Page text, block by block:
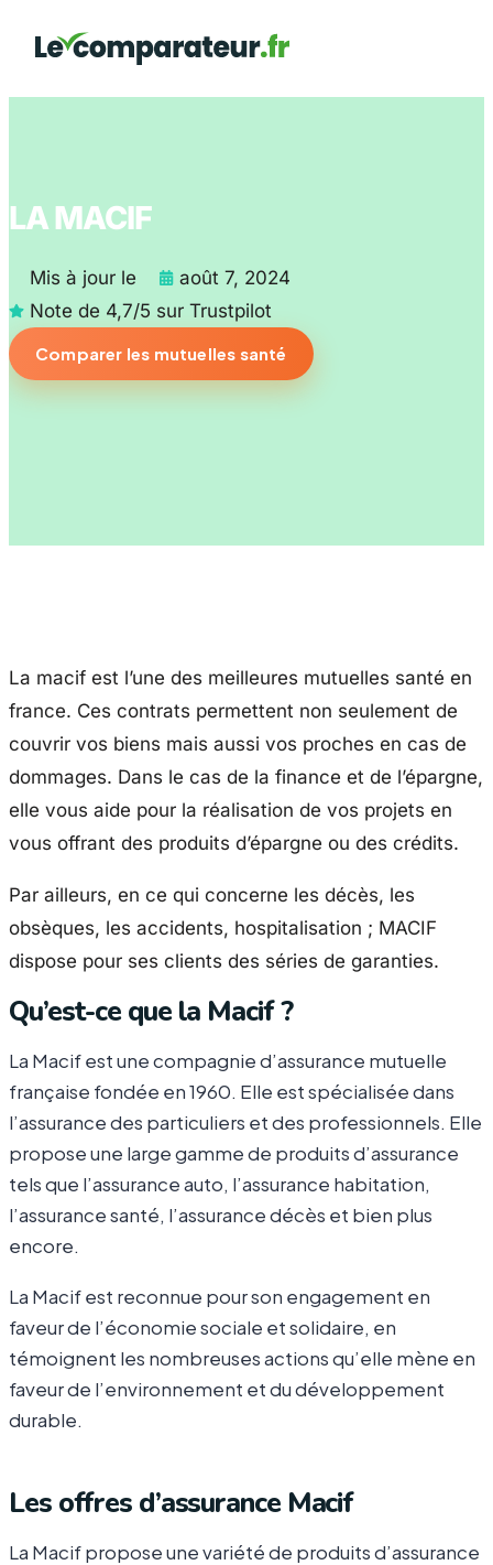
LA MACIF
Mis à jour le
août 7, 2024
Note de 4,7/5 sur Trustpilot
Comparer les mutuelles santé
La macif est l’une des meilleures mutuelles santé en
france. Ces contrats permettent non seulement de
couvrir vos biens mais aussi vos proches en cas de
dommages. Dans le cas de la finance et de l’épargne,
elle vous aide pour la réalisation de vos projets en
vous offrant des produits d’épargne ou des crédits.
Par ailleurs, en ce qui concerne les décès, les
obsèques, les accidents, hospitalisation ; MACIF
dispose pour ses clients des séries de garanties.
Qu’est-ce que la Macif ?
La Macif est une compagnie d’assurance mutuelle
française fondée en 1960. Elle est spécialisée dans
l’assurance des particuliers et des professionnels. Elle
propose une large gamme de produits d’assurance
tels que l’assurance auto, l’assurance habitation,
l’assurance santé, l’assurance décès et bien plus
encore.
La Macif est reconnue pour son engagement en
faveur de l’économie sociale et solidaire, en
témoignent les nombreuses actions qu’elle mène en
faveur de l’environnement et du développement
durable.
Les offres d’assurance Macif
La Macif propose une variété de produits d’assurance